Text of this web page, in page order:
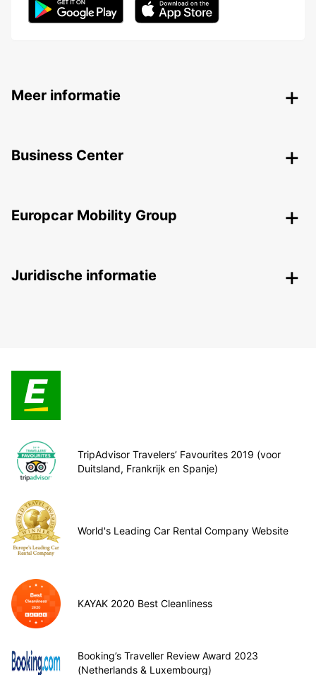
Meer informatie
Business Center
Europcar Mobility Group
Juridische informatie
TripAdvisor Travelers’ Favourites 2019 (voor
Duitsland, Frankrijk en Spanje)
World's Leading Car Rental Company Website
KAYAK 2020 Best Cleanliness
Booking’s Traveller Review Award 2023
(Netherlands & Luxembourg)